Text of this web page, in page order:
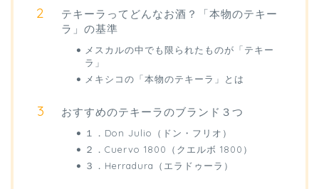
テキーラってどんなお酒？「本物のテキー
ラ」の基準
メスカルの中でも限られたものが「テキー
ラ」
メキシコの「本物のテキーラ」とは
おすすめのテキーラのブランド３つ
１．Don Julio（ドン・フリオ）
２．Cuervo 1800（クエルボ 1800）
３．Herradura（エラドゥーラ）